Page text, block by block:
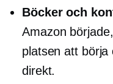
Böcker och
Amazon
platsen att börja
direkt.